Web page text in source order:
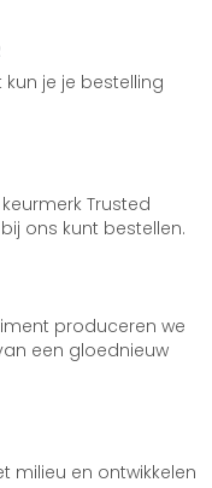
je je bestelling
Trusted
ons kunt bestellen.
produceren we
een gloednieuw
milieu en ontwikkelen